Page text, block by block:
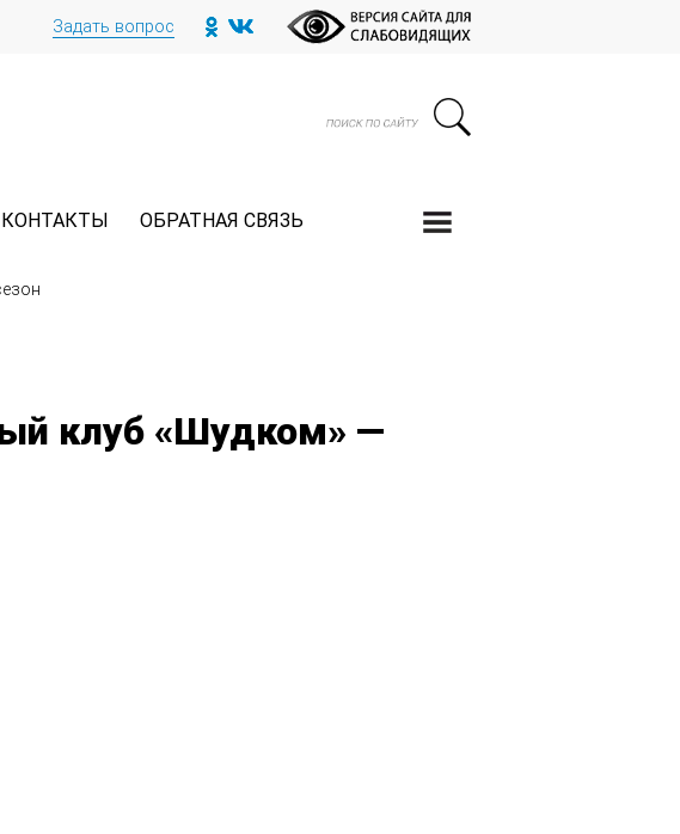
Задать вопрос
КОНТАКТЫ ОБРАТНАЯ СВЯЗЬ
клуб «Шудком» —